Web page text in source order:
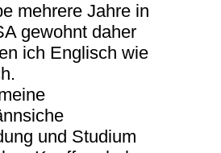
mehrere Jahre in
gewohnt daher
ich Englisch wie
und Studium